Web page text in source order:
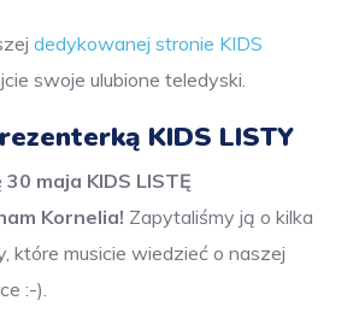
dedykowanej stronie KIDS
swoje ulubione teledyski.
KIDS LISTY
30 maja KIDS LISTĘ
Kornelia! Zapytaliśmy ją o kilka
które musicie wiedzieć o naszej
:-).